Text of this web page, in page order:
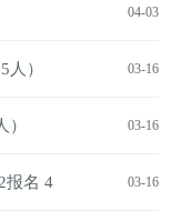
04-03
） 03-16
03-16
报名 4 03-16